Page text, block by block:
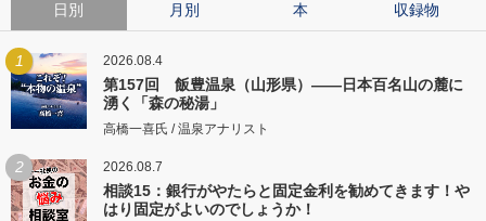
日別 月別 本 収録物
1 2026.08.4
第157回 飯豊温泉（山形県）――日本百名山の麓に
湧く「森の秘湯」
高橋一喜氏 / 温泉アナリスト
2 2026.08.7
相談15：銀行がやたらと固定金利を勧めてきます！や
はり固定がよいのでしょうか！